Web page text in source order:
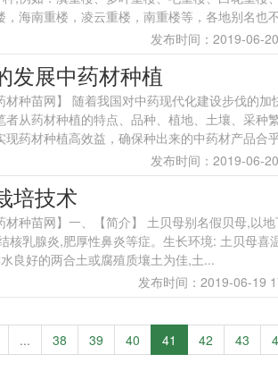
，海南重楼，凌云重楼，南重楼等，各地别名也
发布时间：2019-06-
发展中药材种植
材种苗网】 随着我国对中药现代化建设步伐的
者从药材种植的特点、品种、植地、土壤、采
现药材种植高效益，确保种出来的中药材产品合
发布时间：2019-06-
培技术
材种苗网】一、【简介】 土贝母别名假贝母,以
核乳腺炎,肥厚性鼻炎等症。生长环境: 土贝母
良好的两合土或腐殖质壤土为佳,土...
发布时间：2019-06-19
... 38 39 40 41 42 43